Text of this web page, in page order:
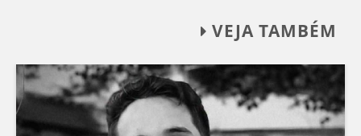
VEJA TAMBÉM